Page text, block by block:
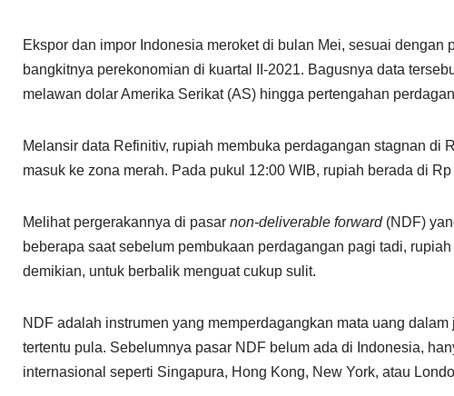
Ekspor dan impor Indonesia meroket di bulan Mei, sesuai dengan
bangkitnya perekonomian di kuartal II-2021. Bagusnya data
melawan dolar Amerika Serikat (AS) hingga pertengahan
Melansir data Refinitiv, rupiah membuka perdagangan stagnan di
masuk ke zona merah. Pada pukul 12:00 WIB, rupiah berada di
Melihat pergerakannya di pasar non-deliverable forward(NDF)
beberapa saat sebelum pembukaan perdagangan pagi tadi,
demikian, untuk berbalik menguat cukup sulit.
NDF adalah instrumen yang memperdagangkan mata uang
tertentu pula. Sebelumnya pasar NDF belum ada di Indonesia,
internasional seperti Singapura, Hong Kong, New York, atau